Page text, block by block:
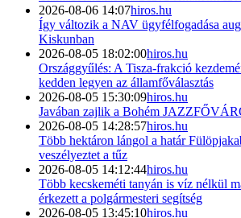
2026-08-06 14:07hiros.hu
Így változik a NAV ügyfélfogadása
Kiskunban
2026-08-05 18:02:00hiros.hu
Országgyűlés: A Tisza-frakció
kedden legyen az államfőválasztás
2026-08-05 15:30:09hiros.hu
Javában zajlik a Bohém
2026-08-05 14:28:57hiros.hu
Több hektáron lángol a határ
veszélyeztet a tűz
2026-08-05 14:12:44hiros.hu
Több kecskeméti tanyán is víz nélkül
érkezett a polgármesteri segítség
2026-08-05 13:45:10hiros.hu